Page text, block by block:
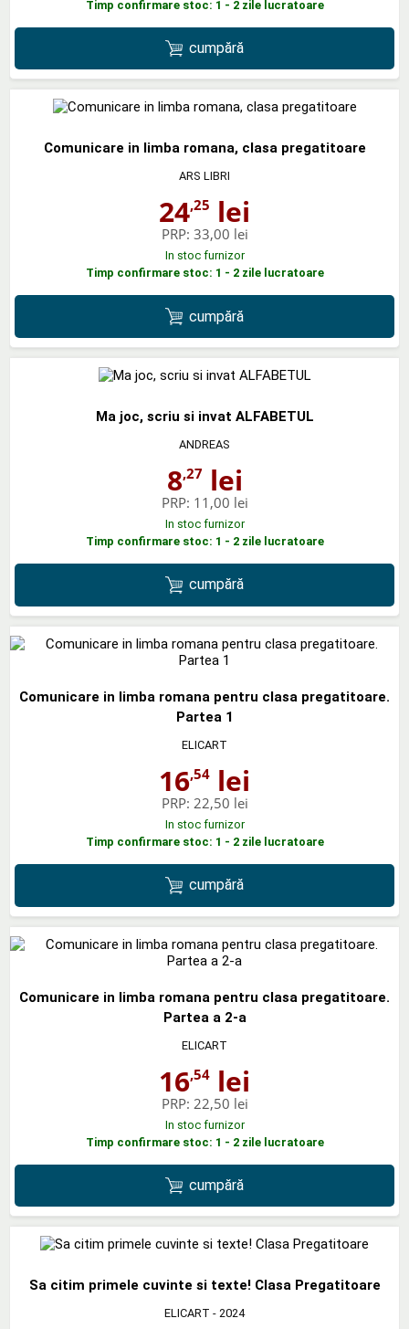
Timp confirmare stoc: 1 - 2 zile lucratoare
cumpără
Comunicare in limba romana, clasa pregatitoare
ARS LIBRI
24,25 lei
PRP: 33,00 lei
In stoc furnizor
Timp confirmare stoc: 1 - 2 zile lucratoare
cumpără
Ma joc, scriu si invat ALFABETUL
ANDREAS
8,27lei
PRP: 11,00 lei
In stoc furnizor
Timp confirmare stoc: 1 - 2 zile lucratoare
cumpără
Comunicare in limba romana pentru clasa pregatitoare.
Partea 1
ELICART
16,54 lei
PRP: 22,50 lei
In stoc furnizor
Timp confirmare stoc: 1 - 2 zile lucratoare
cumpără
Comunicare in limba romana pentru clasa pregatitoare.
Partea a 2-a
ELICART
16,54 lei
PRP: 22,50 lei
In stoc furnizor
Timp confirmare stoc: 1 - 2 zile lucratoare
cumpără
Sa citim primele cuvinte si texte! Clasa Pregatitoare
ELICART - 2024